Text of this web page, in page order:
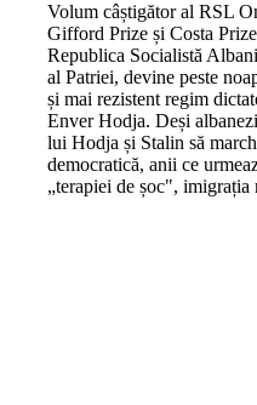
Volum câștigător al RSL
Gifford Prize și Costa
Republica Socialistă
al Patriei, devine peste
și mai rezistent regim
Enver Hodja. Deși
lui Hodja și Stalin să
democratică, anii ce
„terapiei de șoc",